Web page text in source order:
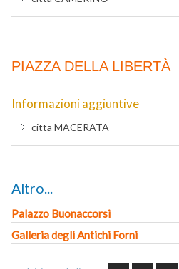
PIAZZA DELLA LIBERTÀ
Informazioni aggiuntive
citta MACERATA
Altro...
Palazzo Buonaccorsi
Galleria degli Antichi Forni